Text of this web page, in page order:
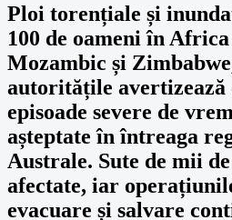
Ploi torențiale și
100 de oameni în Africa
Mozambic și
autoritățile avertizează
episoade severe de
așteptate în întreaga
Australe. Sute de mii
afectate, iar
evacuare și salvare